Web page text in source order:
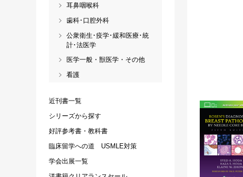
耳鼻咽喉科
歯科･口腔外科
公衆衛生･疫学･緩和医療･統
計･法医学
医学一般・獣医学・その他
看護
近刊書一覧
シリーズから探す
好評参考書・教科書
臨床留学への道 USMLE対策
学会出展一覧